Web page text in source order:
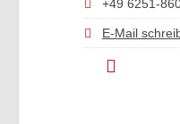
+49 6251-
E-Mail